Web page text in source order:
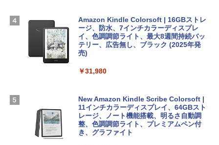
￥278,800
【Amazon.co.jp限定】 HP ノートパソコ
ン 15-fd 15.6インチ 16GBメモリ 512GB
FMV ノートパソコン WE1-K3 (MS 365 P
ersonal/Copilotキー搭載/Win 11/15.6型/
Core i5/16GB/SSD 512GB/ホワイト) FM
VWK3E15W_AZ
ows11、10/mac対応|PC2台
￥39,582
ト): Java & Bedrock Edition | オンライ
￥3,600
￥480
FM TOWNS ハイパー・カタログ: 本体ハ
ェクトリストと最新エミュレータ紹介
Amazon Kindle Colorsoft | 16GBストレ
ージ、防水、7インチカラーディスプレ
イ、色調調節ライト、最大8週間持続バッ
テリー、広告無し、ブラック (2025年発
売)
￥31,980
New Amazon Kindle Scribe Colorsoft |
11インチカラーディスプレイ、64GBスト
レージ、ノート機能搭載、明るさ自動調
整、色調調節ライト、プレミアムペン付
き、グラファイト